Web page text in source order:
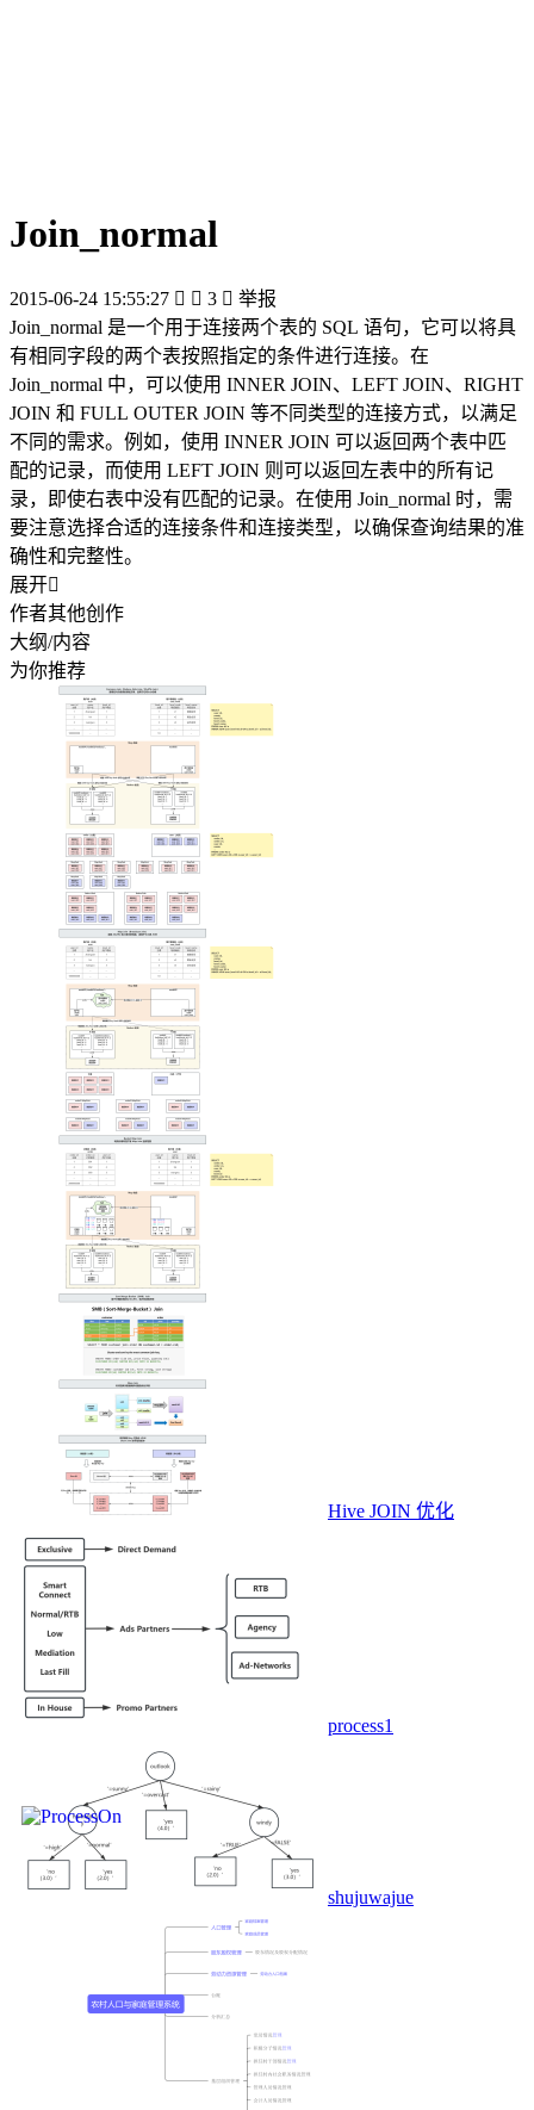
Join_normal
2015-06-24 15:55:27   3  举报
Join_normal 是一个用于连接两个表的 SQL 语句，它可以将具
有相同字段的两个表按照指定的条件进行连接。在
Join_normal 中，可以使用 INNER JOIN、LEFT JOIN、RIGHT
JOIN 和 FULL OUTER JOIN 等不同类型的连接方式，以满足
不同的需求。例如，使用 INNER JOIN 可以返回两个表中匹
配的记录，而使用 LEFT JOIN 则可以返回左表中的所有记
录，即使右表中没有匹配的记录。在使用 Join_normal 时，需
要注意选择合适的连接条件和连接类型，以确保查询结果的准
确性和完整性。
展开
作者其他创作
大纲/内容
为你推荐
Hive JOIN 优化
process1
shujuwajue